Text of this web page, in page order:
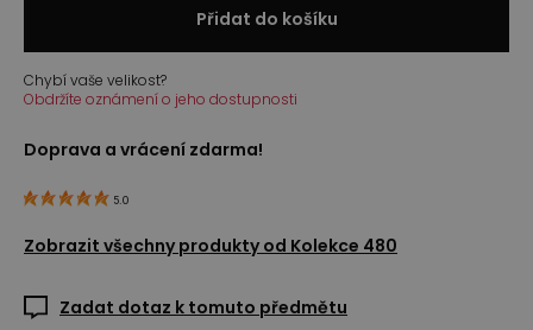
Přidat do košíku
Chybí vaše velikost?
Obdržíte oznámení o jeho dostupnosti
Doprava a vrácení zdarma!
5.0
Zobrazit všechny produkty od Kolekce 480
Zadat dotaz k tomuto předmětu